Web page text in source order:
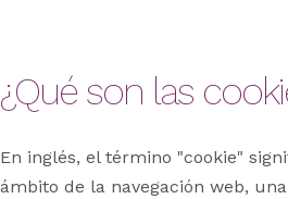
¿Qué son las
En inglés, el término "cookie"
ámbito de la navegación web,